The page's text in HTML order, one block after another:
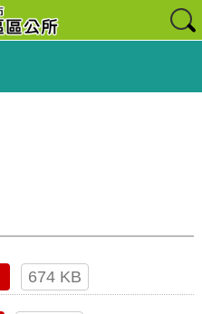
674 KB